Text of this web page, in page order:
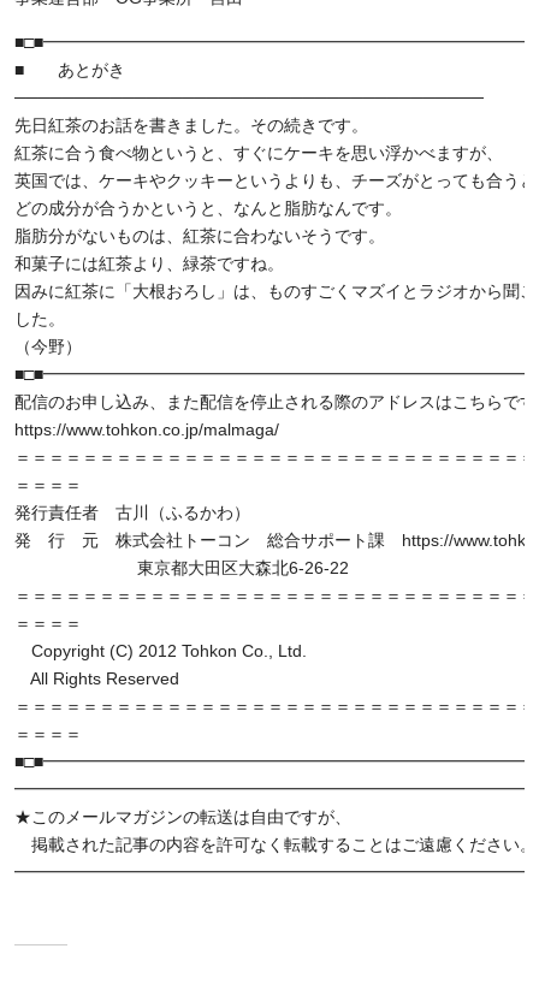
■ あとがき
───────────────────────────────────────
先日紅茶のお話を書きました。その続きです。
紅茶に合う食べ物というと、すぐにケーキを思い浮かべますが、
英国では、ケーキやクッキーというよりも、チーズがとっても合う
どの成分が合うかというと、なんと脂肪なんです。
脂肪分がないものは、紅茶に合わないそうです。
和菓子には紅茶より、緑茶ですね。
因みに紅茶に「大根おろし」は、ものすごくマズイとラジオから聞
した。
（今野）
配信のお申し込み、また配信を停止される際のアドレスはこちらで
https://www.tohkon.co.jp/malmaga/
＝＝＝＝＝＝＝＝＝＝＝＝＝＝＝＝＝＝＝＝＝＝＝＝＝＝＝＝＝＝
＝＝＝＝
発行責任者 古川（ふるかわ）
発 行 元 株式会社トーコン 総合サポート課 https://
東京都大田区大森北6-26-22
＝＝＝＝＝＝＝＝＝＝＝＝＝＝＝＝＝＝＝＝＝＝＝＝＝＝＝＝＝＝
＝＝＝＝
Copyright (C) 2012 Tohkon Co., Ltd.
All Rights Reserved
＝＝＝＝＝＝＝＝＝＝＝＝＝＝＝＝＝＝＝＝＝＝＝＝＝＝＝＝＝＝
＝＝＝＝
★このメールマガジンの転送は自由ですが、
掲載された記事の内容を許可なく転載することはご遠慮ください。